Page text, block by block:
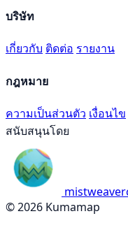
บริษัท
เกี่ยวกับ ติดต่อ รายงาน
กฎหมาย
ความเป็นส่วนตัว เงื่อนไข
สนับสนุนโดย
© 2026 Kumamap